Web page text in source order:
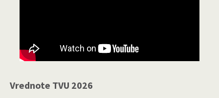
Vrednote TVU 2026